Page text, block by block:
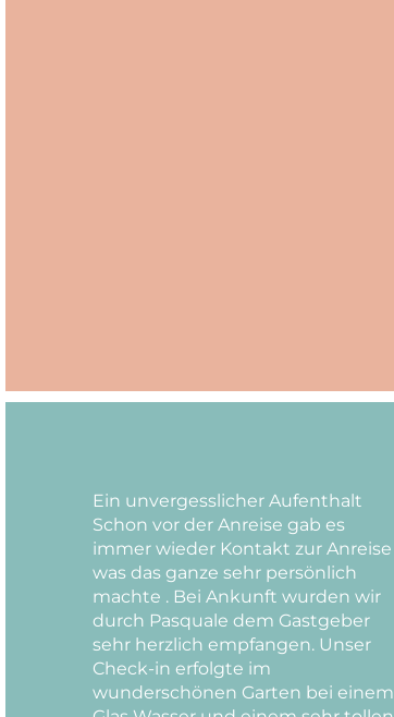
Ein unvergesslicher Aufenthalt
Schon vor der Anreise gab es
immer wieder Kontakt zur Anreise
was das ganze sehr persönlich
machte . Bei Ankunft wurden wir
durch Pasquale dem Gastgeber
sehr herzlich empfangen. Unser
Check-in erfolgte im
wunderschönen Garten bei einem